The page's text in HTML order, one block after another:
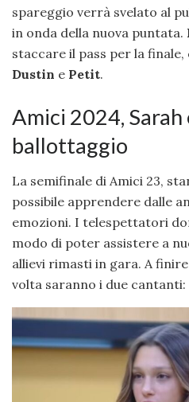
spareggio verrà svelato al
in onda della nuova puntata.
staccare il pass per la finale,
Dustin e Petit.
Amici 2024, Sarah
ballottaggio
La semifinale di Amici 23,
possibile apprendere dalle
emozioni. I telespettatori
modo di poter assistere a
allievi rimasti in gara. A
volta saranno i due cantanti: